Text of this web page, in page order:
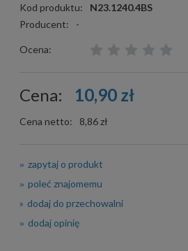
Kod produktu:
N23.1240.4BS
Producent:
-
Ocena:
Cena: 10,90 zł
Cena netto: 8,86 zł
zapytaj o produkt
poleć znajomemu
dodaj do przechowalni
dodaj opinię